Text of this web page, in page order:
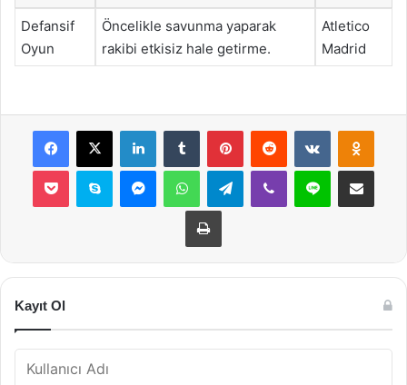
Defansif
Oyun
Öncelikle savunma yaparak
rakibi etkisiz hale getirme.
Atletico
Madrid
Facebook
X LinkedInTumblr PinterestReddit VKontakte
Pocket Skype MessengerWhatsAppTelegramViber Line E-Posta ile
Yazdır
Kayıt Ol